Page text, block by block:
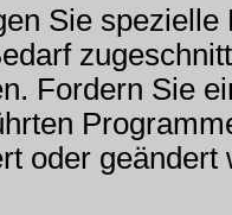
Sie
Fordern Sie
oder geändert